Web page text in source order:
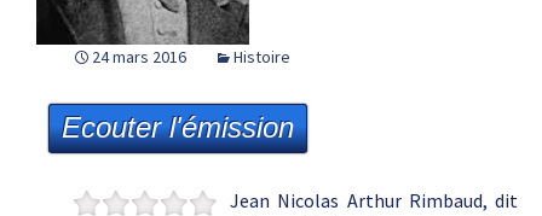
24 mars 2016 Histoire
Ecouter l'émission
Jean Nicolas Arthur Rimbaud, dit